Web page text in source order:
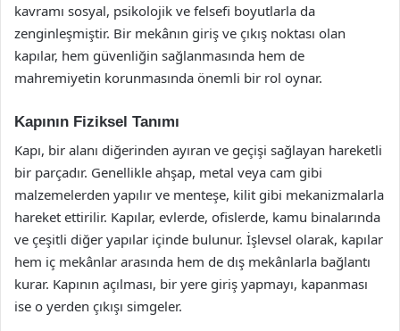
kavramı sosyal, psikolojik ve felsefi boyutlarla da
zenginleşmiştir. Bir mekânın giriş ve çıkış noktası olan
kapılar, hem güvenliğin sağlanmasında hem de
mahremiyetin korunmasında önemli bir rol oynar.
Kapının Fiziksel Tanımı
Kapı, bir alanı diğerinden ayıran ve geçişi sağlayan hareketli
bir parçadır. Genellikle ahşap, metal veya cam gibi
malzemelerden yapılır ve menteşe, kilit gibi mekanizmalarla
hareket ettirilir. Kapılar, evlerde, ofislerde, kamu binalarında
ve çeşitli diğer yapılar içinde bulunur. İşlevsel olarak, kapılar
hem iç mekânlar arasında hem de dış mekânlarla bağlantı
kurar. Kapının açılması, bir yere giriş yapmayı, kapanması
ise o yerden çıkışı simgeler.